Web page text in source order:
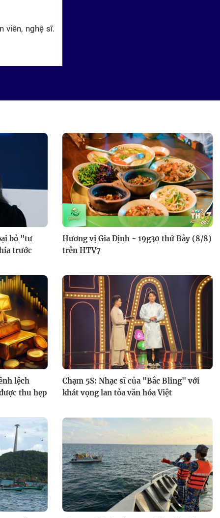
viên, nghệ sĩ.
Siêu tài năng nhí: Phương Lam
nhẩm chính xác 100 phép tính
5 chữ số chỉ trong 100 giây
Bản lĩnh đối mặt: Khi ông bà và
cha mẹ trẻ bất đồng chuyện
nuôi con
Song tài thách đấu: Su Su và
Ngọc Hoa bứt phá giành chiến
thắng
bỏ "tư
trước
Hương vị Gia Định - 19g30 thứ Bảy (8/8)
trên HTV7
lệch
thu hẹp
Chạm 5S: Nhạc sĩ của "Bắc Bling" với
khát vọng lan tỏa văn hóa Việt